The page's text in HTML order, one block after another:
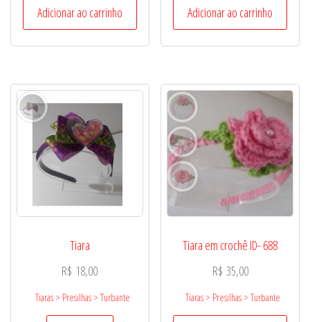
Adicionar ao carrinho Adicionar ao carrinho
Tiara
R$ 18,00
Tiaras > Presilhas > Turbante
Tiara em crochê ID- 688
R$ 35,00
Tiaras > Presilhas > Turbante